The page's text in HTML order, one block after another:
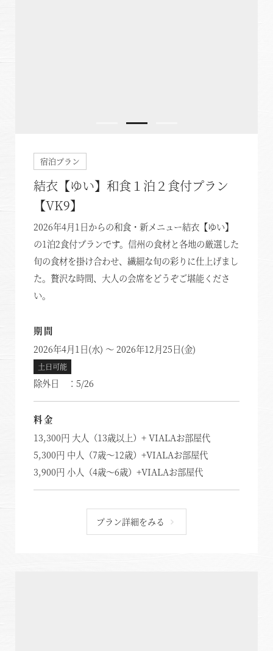
宿泊プラン
結衣【ゆい】和食１泊２食付プラン
【VK9】
2026年4月1日からの和食・新メニュー結衣【ゆい】
の1泊2食付プランです。信州の食材と各地の厳選した
旬の食材を掛け合わせ、繊細な旬の彩りに仕上げまし
た。贅沢な時間、大人の会席をどうぞご堪能くださ
い。
期間
2026年4月1日(水) ～ 2026年12月25日(金)
土日可能
除外日 ：5/26
料金
13,300円 大人（13歳以上）+ VIALAお部屋代
5,300円 中人（7歳～12歳）+VIALAお部屋代
3,900円 小人（4歳～6歳）+VIALAお部屋代
プラン詳細をみる